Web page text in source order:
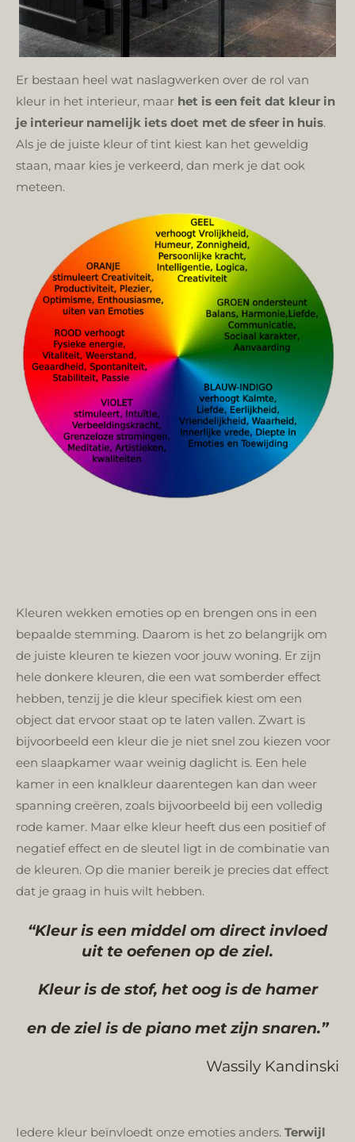
Er bestaan heel wat naslagwerken over de rol van
kleur in het interieur, maar het is een feit dat kleur in
je interieur namelijk iets doet met de sfeer in huis.
Als je de juiste kleur of tint kiest kan het geweldig
staan, maar kies je verkeerd, dan merk je dat ook
meteen.
Kleuren wekken emoties op en brengen ons in een
bepaalde stemming. Daarom is het zo belangrijk om
de juiste kleuren te kiezen voor jouw woning. Er zijn
hele donkere kleuren, die een wat somberder effect
hebben, tenzij je die kleur specifiek kiest om een ​​
object dat ervoor staat op te laten vallen. Zwart is
bijvoorbeeld een kleur die je niet snel zou kiezen voor
een slaapkamer waar weinig daglicht is. Een hele
kamer in een knalkleur daarentegen kan dan weer
spanning creëren, zoals bijvoorbeeld bij een volledig
rode kamer. Maar elke kleur heeft dus een positief of
negatief effect en de sleutel ligt in de combinatie van
de kleuren. Op die manier bereik je precies dat effect
dat je graag in huis wilt hebben.
“Kleur is een middel om direct invloed
uit te oefenen op de ziel.
Kleur is de stof, het oog is de hamer
en de ziel is de piano met zijn snaren.”
Wassily Kandinski
Iedere kleur beïnvloedt onze emoties anders. Terwijl